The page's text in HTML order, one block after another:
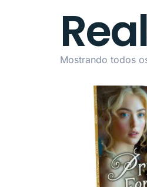
Mostrando todos